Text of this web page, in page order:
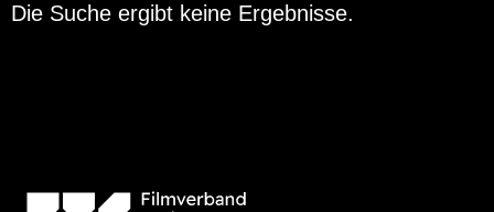
Die Suche ergibt keine Ergebnisse.